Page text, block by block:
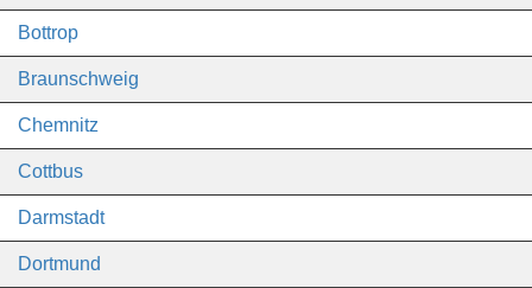
Bottrop
Braunschweig
Chemnitz
Cottbus
Darmstadt
Dortmund